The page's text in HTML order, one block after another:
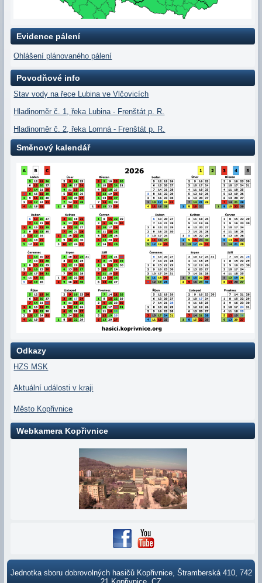
Evidence pálení
Ohlášení plánovaného pálení
Povodňové info
Stav vody na řece Lubina ve Vlčovicích
Hladinoměr č. 1, řeka Lubina - Frenštát p. R.
Hladinoměr č. 2, řeka Lomná - Frenštát p. R.
Směnový kalendář
Odkazy
HZS MSK
Aktuální události v kraji
Město Kopřivnice
Webkamera Kopřivnice
Jednotka sboru dobrovolných hasičů Kopřivnice, Štramberská 410, 742